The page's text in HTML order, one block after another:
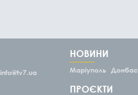
info@tv7.ua
НОВИНИ
Маріуполь Донбас
ПРОЄКТИ